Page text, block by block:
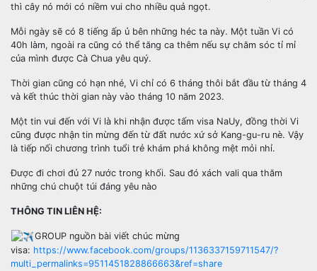
thì cây nó mới có niềm vui cho nhiều quả ngọt.
Mỗi ngày sẽ có 8 tiếng ấp ủ bên những héc ta này. Một tuần Vi có
40h làm, ngoài ra cũng có thể tăng ca thêm nếu sự chăm sóc tỉ mỉ
của mình được Cà Chua yêu quý.
Thời gian cũng có hạn nhé, Vi chỉ có 6 tháng thôi bắt đầu từ tháng 4
và kết thúc thời gian này vào tháng 10 năm 2023.
Một tin vui đến với Vi là khi nhận được tấm visa NaUy, đồng thời Vi
cũng được nhận tin mừng đến từ đất nước xứ sở Kang-gu-ru nè. Vậy
là tiếp nối chương trình tuổi trẻ khám phá không mệt mỏi nhỉ.
Được đi chơi đủ 27 nước trong khối. Sau đó xách vali qua thăm
những chú chuột túi đáng yêu nào
THÔNG TIN LIÊN HỆ:
GROUP nguồn bài viết chúc mừng
visa: https://www.facebook.com/groups/1136337159711547/?
multi_permalinks=9511451828866663&ref=share